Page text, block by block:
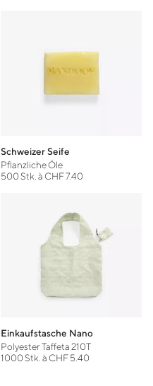
Schweizer Seife
Pflanzliche Öle
500 Stk. à CHF 7.40
Einkaufstasche Nano
Polyester Taffeta 210T
1000 Stk. à CHF 5.40